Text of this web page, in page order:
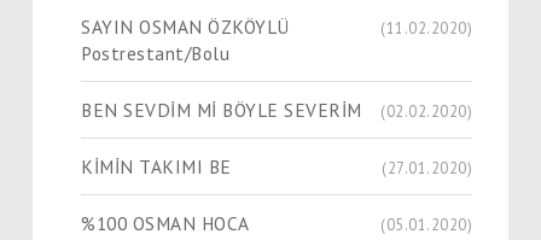
SAYIN OSMAN ÖZKÖYLÜ
Postrestant/Bolu
(11.02.2020)
BEN SEVDİM Mİ BÖYLE SEVERİM (02.02.2020)
KİMİN TAKIMI BE (27.01.2020)
%100 OSMAN HOCA (05.01.2020)